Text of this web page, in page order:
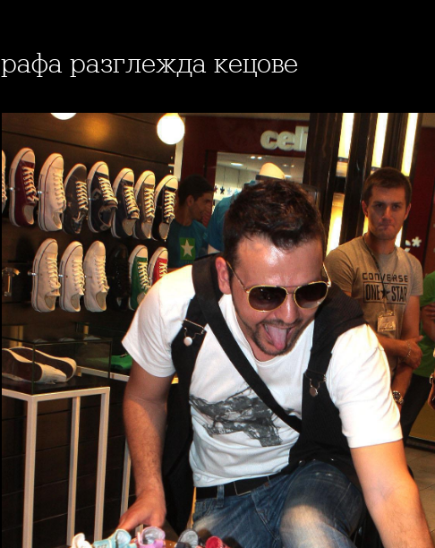
Графа разглежда кецове